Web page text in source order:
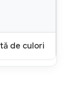
de culori